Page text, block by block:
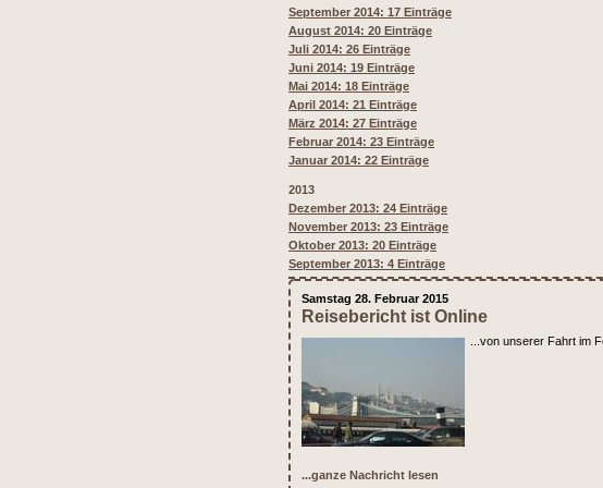
September 2014: 17 Einträge
August 2014: 20 Einträge
Juli 2014: 26 Einträge
Juni 2014: 19 Einträge
Mai 2014: 18 Einträge
April 2014: 21 Einträge
März 2014: 27 Einträge
Februar 2014: 23 Einträge
Januar 2014: 22 Einträge
2013
Dezember 2013: 24 Einträge
November 2013: 23 Einträge
Oktober 2013: 20 Einträge
September 2013: 4 Einträge
Samstag 28. Februar 2015
Reisebericht ist Online
...von unserer Fahrt im
...ganze Nachricht lesen